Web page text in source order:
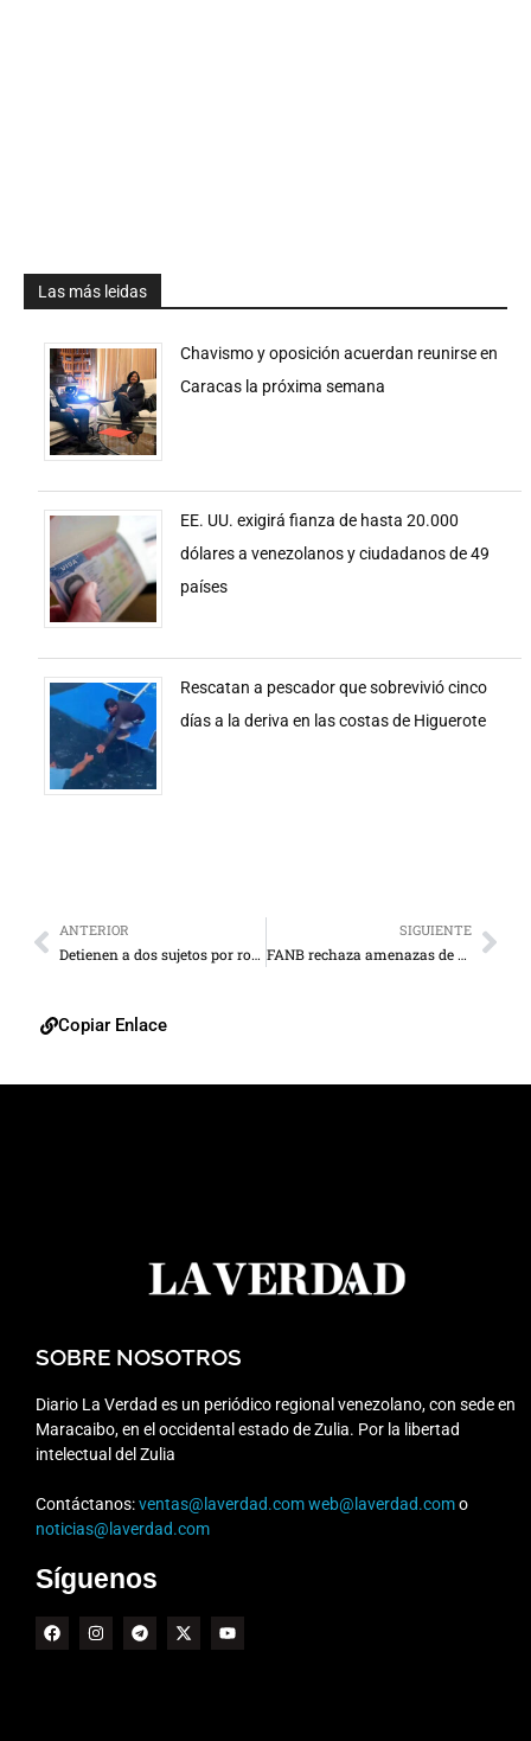
Las más leidas
Chavismo y oposición acuerdan reunirse en
Caracas la próxima semana
EE. UU. exigirá fianza de hasta 20.000
dólares a venezolanos y ciudadanos de 49
países
Rescatan a pescador que sobrevivió cinco
días a la deriva en las costas de Higuerote
ANTERIOR
Detienen a dos sujetos por robo a mano armada en Mara
SIGUIENTE
FANB rechaza amenazas de EEUU contra Venezuela
Copiar Enlace
SOBRE NOSOTROS
Diario La Verdad es un periódico regional venezolano, con sede en
Maracaibo, en el occidental estado de Zulia. Por la libertad
intelectual del Zulia
Contáctanos:ventas@laverdad.comweb@laverdad.como
noticias@laverdad.com
Síguenos